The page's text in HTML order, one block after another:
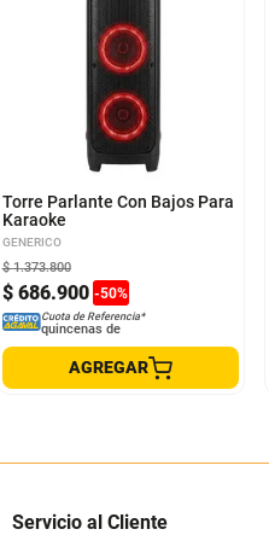
Torre Parlante Con Bajos Para
Karaoke
GENERICO
$ 686.900 -50%
$ 1.373.800
Cuota de Referencia*
quincenas de
AGREGAR
Servicio al Cliente